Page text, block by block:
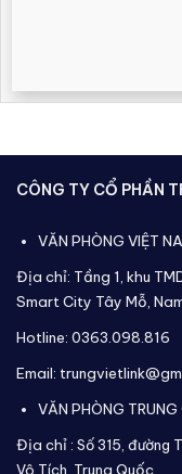
CÔNG TY CỔ PHẦN
VĂN PHÒNG VIỆT
Địa chỉ: Tầng 1, khu
Smart City Tây Mỗ,
Hotline: 0363.098.816
Email:
VĂN PHÒNG
Địa chỉ : Số 315, đường
Vô Tích, Trung Quốc